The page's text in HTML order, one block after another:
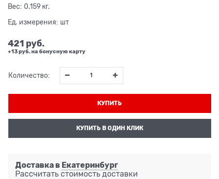
Вес: 0.159 кг.
Ед. измерения: шт
421 руб.
+13 руб. на бонусную карту
Количество:
КУПИТЬ
КУПИТЬ В ОДИН КЛИК
Доставка в Екатеринбург
Рассчитать стоимость доставки